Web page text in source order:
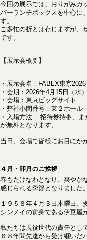
今回の展示では、おりがみカ
パーランチボックスを中心に
す。
ご多忙の折とは存じますが、
です。
【展示会概要】
・展示会名：FABEX東京2026
・会期：2026年4月15日（水
・会場：東京ビッグサイト
・弊社小間番号：東２ホー
・入場方法： 招待券持参、
が無料となります。
当日、会場で皆様にお目にか
４月・卯月のご挨拶
春もたけなわとなり、爽やか
感じられる季節となりました
１９５８年４月３日木曜日、
シンメイの前身である伊豆屋
私たちは現役世代の責任とし
６８年間先達から受け継いだ